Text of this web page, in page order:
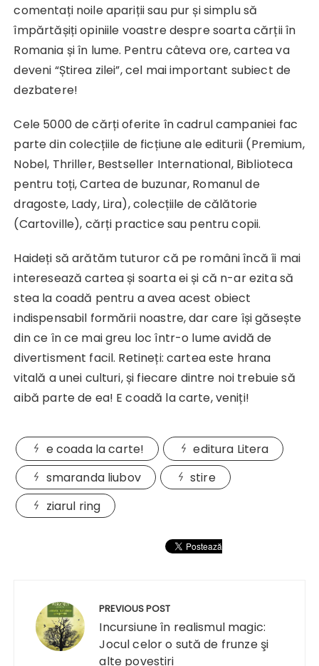
comentați noile apariții sau pur și simplu să
împărtășiți opiniile voastre despre soarta cărții în
Romania și în lume. Pentru câteva ore, cartea va
deveni “Știrea zilei”, cel mai important subiect de
dezbatere!
Cele 5000 de cărți oferite în cadrul campaniei fac
parte din colecțiile de ficțiune ale editurii (Premium,
Nobel, Thriller, Bestseller International, Biblioteca
pentru toți, Cartea de buzunar, Romanul de
dragoste, Lady, Lira), colecțiile de călătorie
(Cartoville), cărți practice sau pentru copii.
Haideți să arătăm tuturor că pe români încă îi mai
interesează cartea și soarta ei și că n-ar ezita să
stea la coadă pentru a avea acest obiect
indispensabil formării noastre, dar care își găsește
din ce în ce mai greu loc într-o lume avidă de
divertisment facil. Retineți: cartea este hrana
vitală a unei culturi, și fiecare dintre noi trebuie să
aibă parte de ea! E coadă la carte, veniți!
e coada la carte!
editura Litera
smaranda liubov
stire
ziarul ring
articole
PREVIOUS POST
Incursiune în realismul magic:
Jocul celor o sută de frunze şi
alte povestiri